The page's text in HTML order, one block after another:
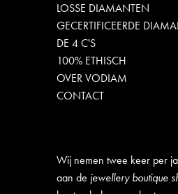
LOSSE DIAMANTEN
GECERTIFICEERDE
DE 4 C'S
100% ETHISCH
OVER VODIAM
CONTACT
Wij nemen twee keer per
aan de jewellery boutique